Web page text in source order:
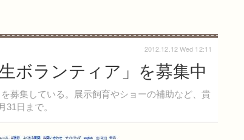
ボランティア」を募集中
募集している。展示飼育やショーの補助など、貴
日まで。
2012.12.12 Wed 12:11